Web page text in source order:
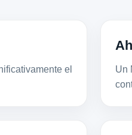
el
Un